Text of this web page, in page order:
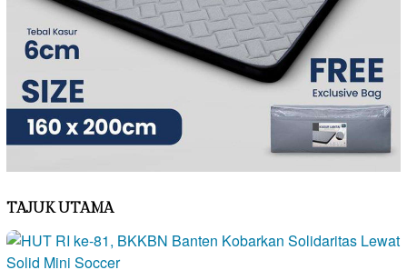
TAJUK UTAMA